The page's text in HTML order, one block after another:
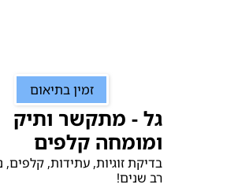
זמין בתיאום
גל - מתקשר ותיק
ומומחה קלפים
בדיקת זוגיות, עתידות, קלפים,
רב שנים!